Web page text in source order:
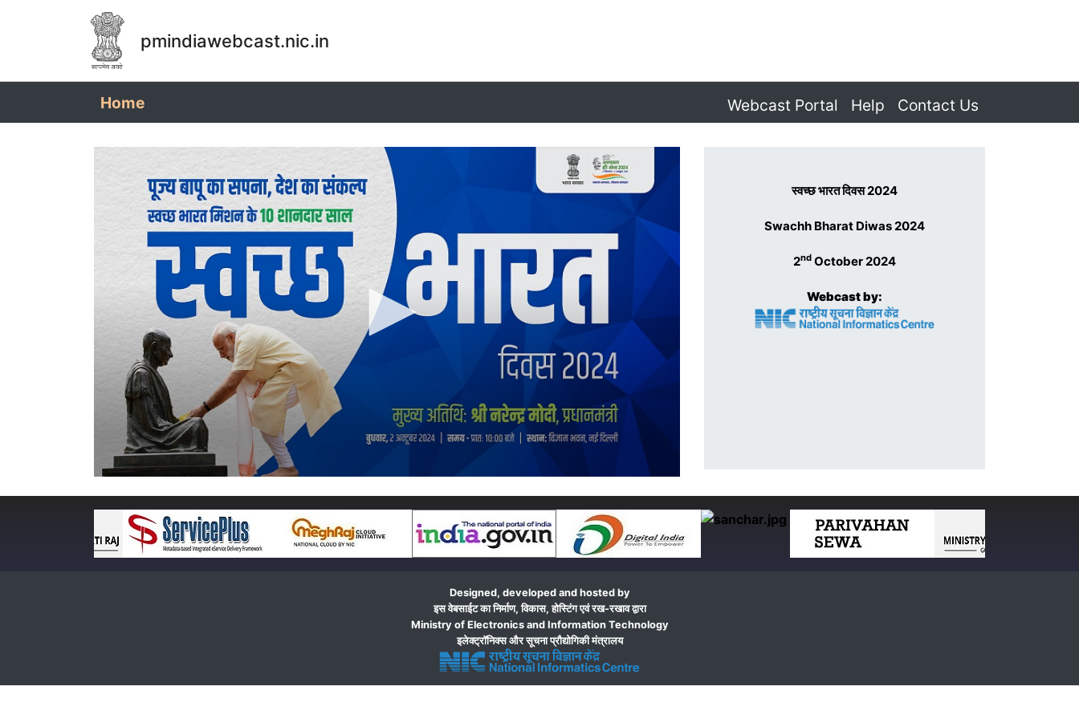
pmindiawebcast.nic.in
Home(current) Webcast Portal Help Contact Us
स्वच्छ भारत दिवस 2024
Swachh Bharat Diwas 2024
2nd October 2024
Webcast by:
Designed, developed and hosted by
इस वेबसाईट का निर्माण, विकास, होस्टिंग एवं रख-रखाव द्वारा
Ministry of Electronics and Information Technology
इलेक्ट्रॉनिक्स और सूचना प्रौद्योगिकी मंत्रालय